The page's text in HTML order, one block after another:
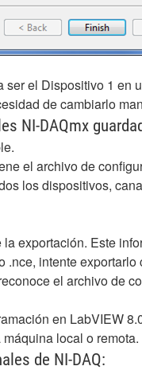
el Dispositivo 1
de cambiarlo
NI-DAQmx
el archivo de
los dispositivos,
exportación. Este
intente
el archivo de
en LabVIEW
local o remota.
de NI-DAQ: